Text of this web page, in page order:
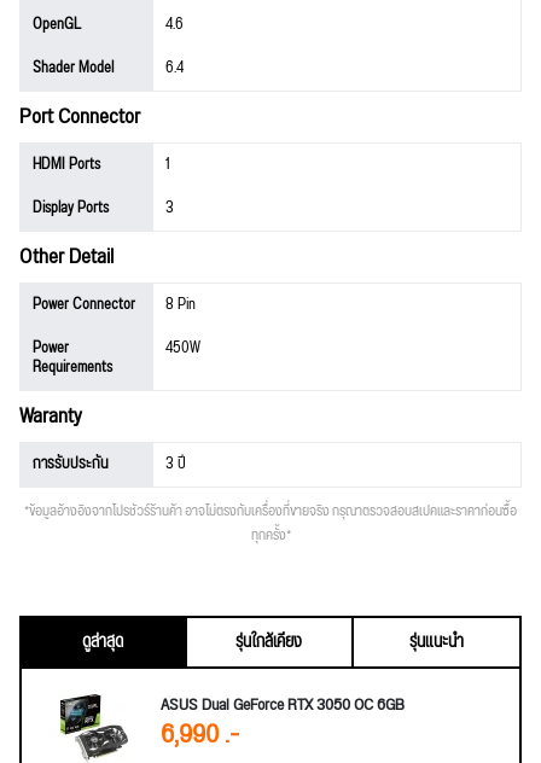
OpenGL
4.6
Shader Model
6.4
Port Connector
HDMI Ports
1
Display Ports
3
Other Detail
Power Connector
8 Pin
Power
Requirements
450W
Waranty
การรับประกัน 3 ปี
*ข้อมูลอ้างอิงจากโปรชัวร์ร้านค้า อาจไม่ตรงกับเครื่องที่ขายจริง กรุณาตรวจสอบสเปคและราคาก่อนซื้อ
ทุกครั้ง*
ดูล่าสุด รุ่นใกล้เคียง
รุ่นแนะนำ
ASUS Dual GeForce RTX 3050 OC 6GB
6,990 .-